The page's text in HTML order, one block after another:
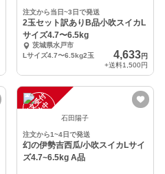
注文から当日~3日で発送
2玉セット訳ありB品小吹スイカL
サイズ4.7〜6.5kg
茨城県水戸市
Lサイズ4.7〜6.5kg2玉
4,633円
+送料1,500円
注
文
受
付
停
止
中 石田陽子
注文から1~4日で発送
幻の伊勢吉西瓜/小吹スイカLサイ
ズ4.7~6.5kg A品